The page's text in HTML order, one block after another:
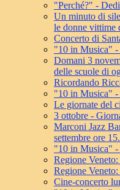
"Perché?" -
Un minuto di
le donne vittime
Concerto di
"10 in Musica" -
Domani 3
delle scuole di
Ricordando
"10 in Musica" -
Le giornate del
3 ottobre -
Marconi Jazz
settembre ore
"10 in Musica" -
Regione
Regione
Cine-concerto